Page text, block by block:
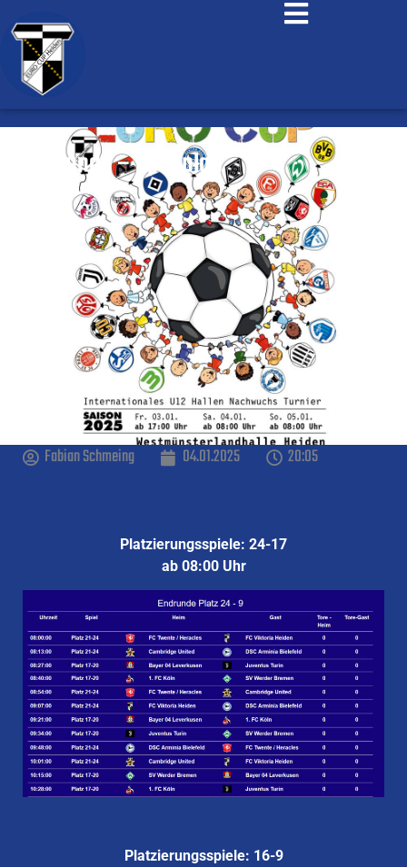
Endrunde – Spielplan
Fabian Schmeing 04.01.2025 20:05
Platzierungsspiele: 24-17
ab 08:00 Uhr
Platzierungsspiele: 16-9